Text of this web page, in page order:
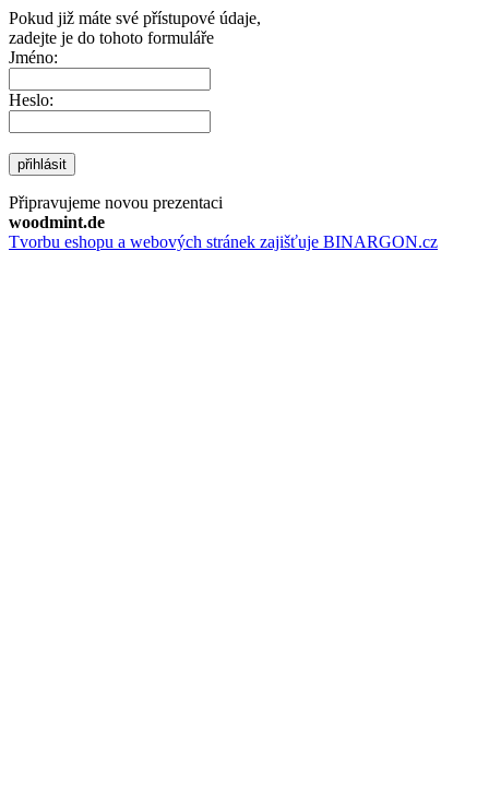
Pokud již máte své přístupové údaje,
zadejte je do tohoto formuláře
Jméno:
Heslo:
přihlásit
Připravujeme novou prezentaci
woodmint.de
Tvorbu eshopu a webových stránek zajišťuje BINARGON.cz